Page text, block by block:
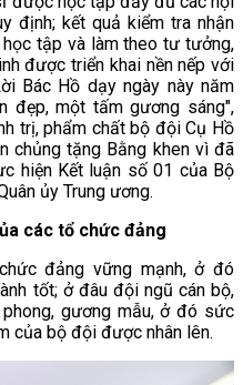
định; kết quả kiểm tra nhận
tập và làm theo tư tưởng,
được triển khai nền nếp với
Bác Hồ dạy ngày này năm
đẹp, một tấm gương sáng",
trị, phẩm chất bộ đội Cụ Hồ
chủng tặng Bằng khen vì đã
hiện Kết luận số 01 của Bộ
ủy Trung ương.
các tổ chức đảng
đảng vững mạnh, ở đó
tốt; ở đâu đội ngũ cán bộ,
gương mẫu, ở đó sức
của bộ đội được nhân lên.